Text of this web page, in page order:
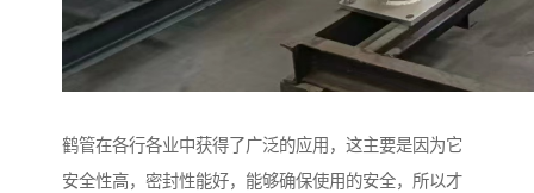
鹤管在各行各业中获得了广泛的应用，这主要是因为它
安全性高，密封性能好，能够确保使用的安全，所以才